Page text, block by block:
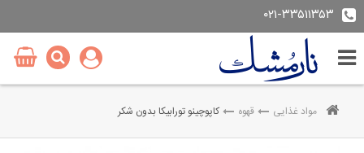
۰۲۱-۳۳۵۱۱۳۵۳
مواد غذایی قهوه کاپوچینو تورابیکا بدون شکر